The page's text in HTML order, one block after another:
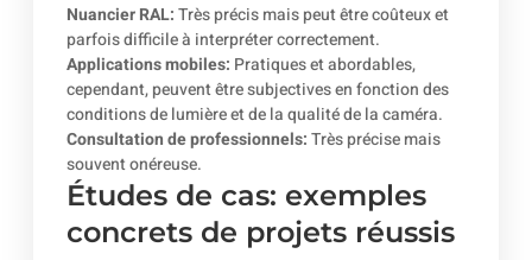
Nuancier RAL:Très précis mais peut être coûteux et
parfois difficile à interpréter correctement.
Applications mobiles: Pratiques et abordables,
cependant, peuvent être subjectives en fonction des
conditions de lumière et de la qualité de la caméra.
Consultation de professionnels:Très précise mais
souvent onéreuse.
Études de cas: exemples
concrets de projets réussis